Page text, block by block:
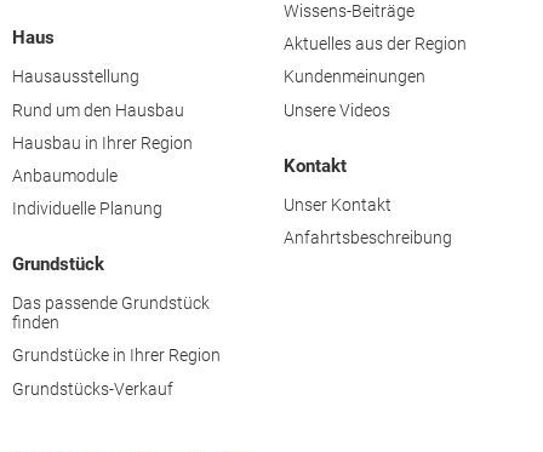
Haus
Hausausstellung
Rund um den Hausbau
Hausbau in Ihrer Region
Anbaumodule
Individuelle Planung
Grundstück
Das passende Grundstück
finden
Grundstücke in Ihrer Region
Grundstücks-Verkauf
Wissens-Beiträge
Aktuelles aus der Region
Kundenmeinungen
Unsere Videos
Kontakt
Unser Kontakt
Anfahrtsbeschreibung